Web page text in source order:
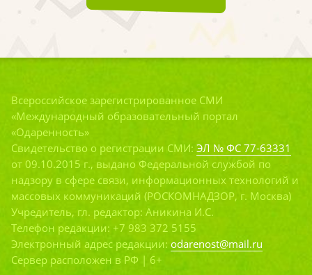
Всероссийское зарегистрированное СМИ
«Международный образовательный портал
«Одаренность»
Свидетельство о регистрации СМИ: ЭЛ № ФС 77-63331
от 09.10.2015 г., выдано Федеральной службой по
надзору в сфере связи, информационных технологий и
массовых коммуникаций (РОСКОМНАДЗОР, г. Москва)
Учредитель, гл. редактор: Аникина И.С.
Телефон редакции: +7 983 372 5155
Электронный адрес редакции: odarenost@mail.ru
Сервер расположен в РФ | 6+